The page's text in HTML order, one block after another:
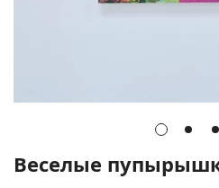
Веселые